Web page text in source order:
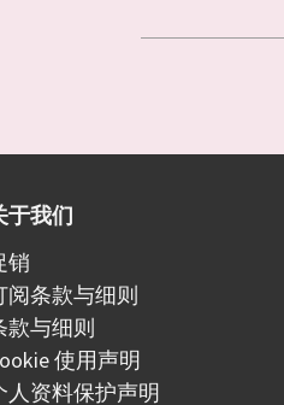
于我们
销
阅条款与细则
款与细则
使用声明
人资料保护声明